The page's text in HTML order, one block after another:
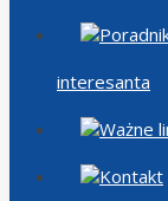
interesanta
Ważne
Kontakt